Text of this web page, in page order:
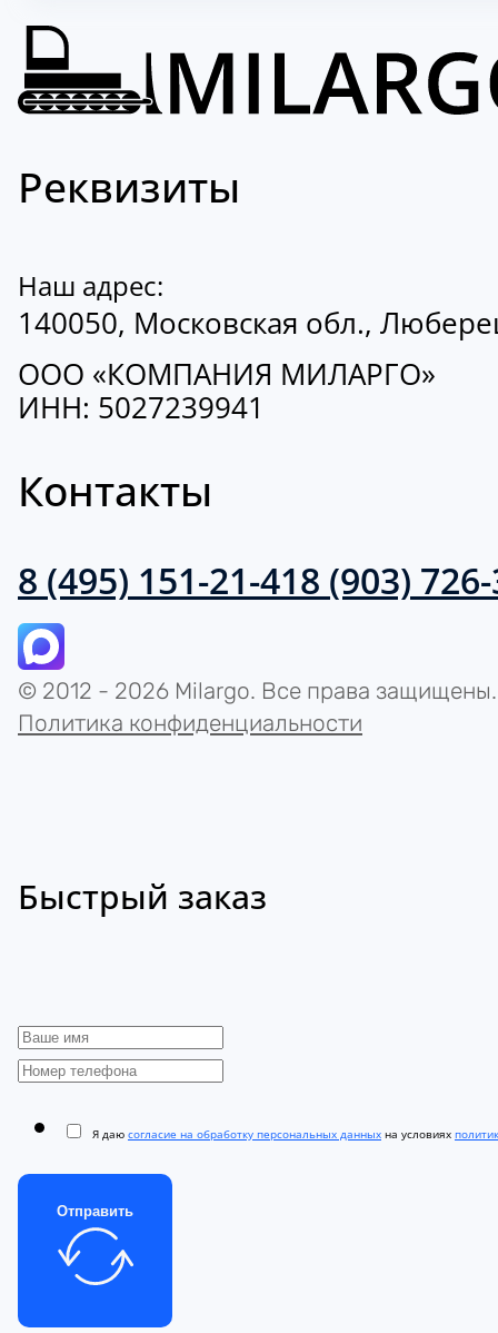
Реквизиты
Наш адрес:
140050, Московская обл.,
ООО «КОМПАНИЯ МИЛАРГО»
ИНН: 5027239941
Контакты
8 (495) 151-21-418 (903)
© 2012 - 2026 Milargo. Все права защищены.
Политика конфиденциальности
Быстрый заказ
Я даю согласие на обработку персональных данных на условиях
Отправить